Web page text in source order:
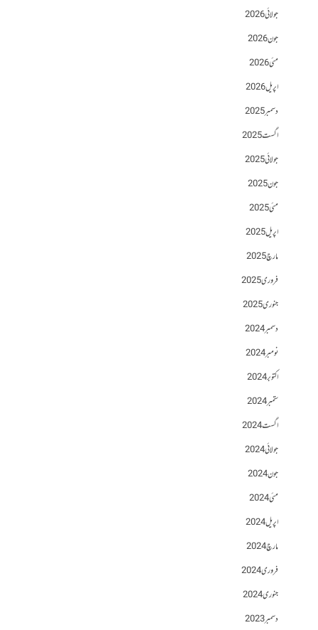
جولائی 2026
جون 2026
مئی 2026
اپریل 2026
دسمبر 2025
اگست 2025
جولائی 2025
جون 2025
مئی 2025
اپریل 2025
مارچ 2025
فروری 2025
جنوری 2025
دسمبر 2024
نومبر 2024
اکتوبر 2024
ستمبر 2024
اگست 2024
جولائی 2024
جون 2024
مئی 2024
اپریل 2024
مارچ 2024
فروری 2024
جنوری 2024
دسمبر 2023